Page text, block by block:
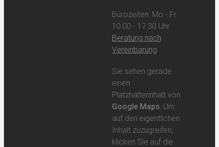
Bürozeiten: Mo - Fr
10:00 - 17:30 Uhr
Beratung nach
Vereinbarung
Sie sehen gerade
einen
Platzhalterinhalt von
Google Maps . Um
auf den eigentlichen
Inhalt zuzugreifen,
klicken Sie auf die